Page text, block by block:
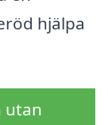
hjälpa
utan